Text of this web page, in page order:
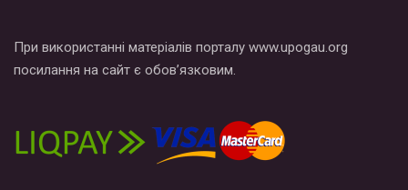
При використанні матеріалів порталу www.upogau.org
посилання на сайт є обов’язковим.